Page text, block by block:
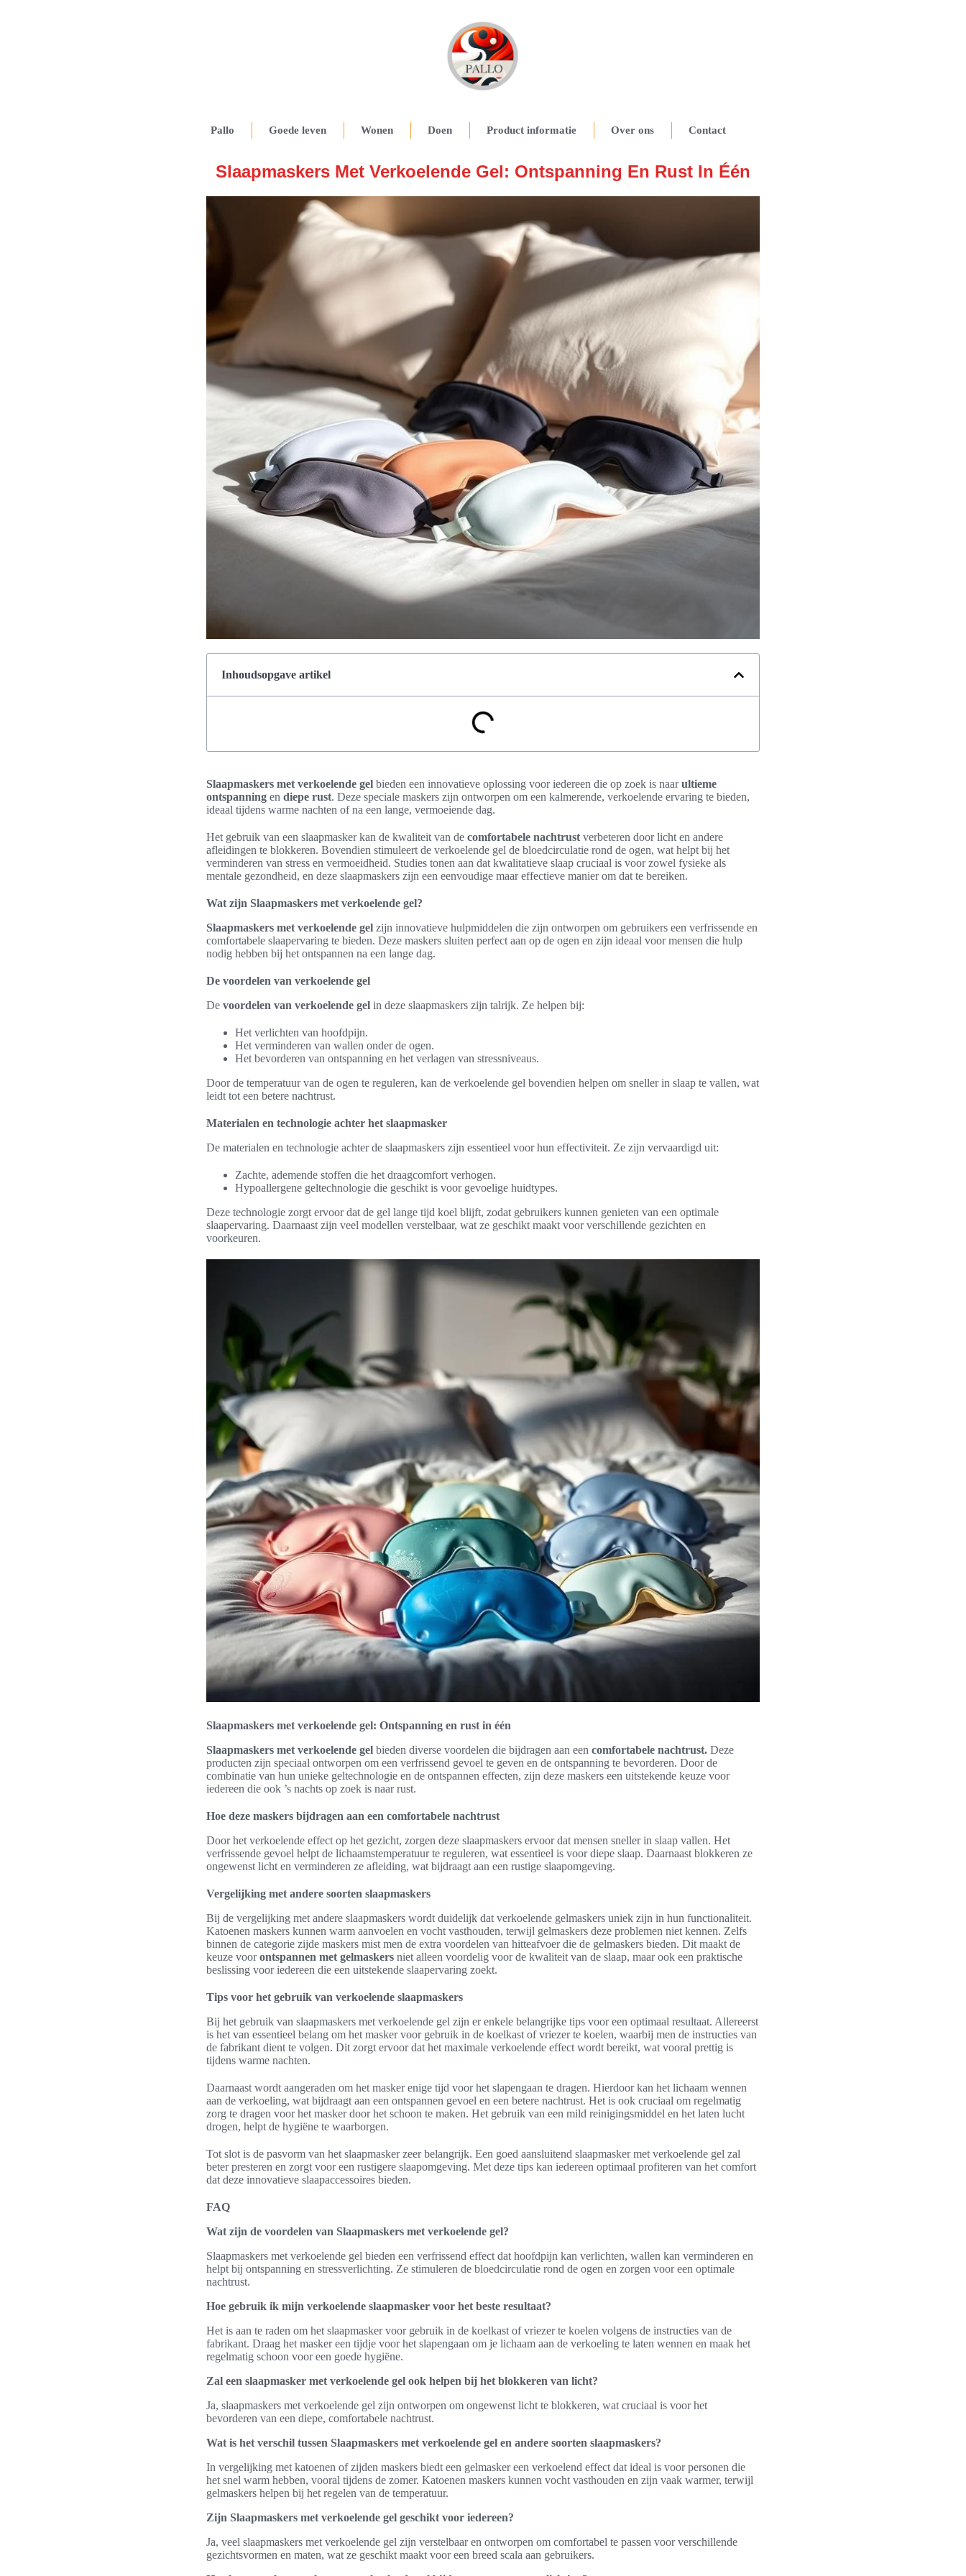
Pallo Goede leven Wonen Doen Product informatie Over ons Contact
Slaapmaskers Met Verkoelende Gel: Ontspanning En Rust In Één
Inhoudsopgave artikel
Slaapmaskers met verkoelende gel bieden een innovatieve oplossing voor iedereen die op zoek is naarultieme
ontspanning en diepe rust. Deze speciale maskers zijn ontworpen om een kalmerende, verkoelende ervaring te bieden,
ideaal tijdens warme nachten of na een lange, vermoeiende dag.
Het gebruik van een slaapmasker kan de kwaliteit van de comfortabele nachtrust verbeteren door licht en andere
afleidingen te blokkeren. Bovendien stimuleert de verkoelende gel de bloedcirculatie rond de ogen, wat helpt bij het
verminderen van stress en vermoeidheid. Studies tonen aan dat kwalitatieve slaap cruciaal is voor zowel fysieke als
mentale gezondheid, en deze slaapmaskers zijn een eenvoudige maar effectieve manier om dat te bereiken.
Wat zijn Slaapmaskers met verkoelende gel?
Slaapmaskers met verkoelende gel zijn innovatieve hulpmiddelen die zijn ontworpen om gebruikers een verfrissende en
comfortabele slaapervaring te bieden. Deze maskers sluiten perfect aan op de ogen en zijn ideaal voor mensen die hulp
nodig hebben bij het ontspannen na een lange dag.
De voordelen van verkoelende gel
De voordelen van verkoelende gel in deze slaapmaskers zijn talrijk. Ze helpen bij:
Het verlichten van hoofdpijn.
Het verminderen van wallen onder de ogen.
Het bevorderen van ontspanning en het verlagen van stressniveaus.
Door de temperatuur van de ogen te reguleren, kan de verkoelende gel bovendien helpen om sneller in slaap te vallen, wat
leidt tot een betere nachtrust.
Materialen en technologie achter het slaapmasker
De materialen en technologie achter de slaapmaskers zijn essentieel voor hun effectiviteit. Ze zijn vervaardigd uit:
Zachte, ademende stoffen die het draagcomfort verhogen.
Hypoallergene geltechnologie die geschikt is voor gevoelige huidtypes.
Deze technologie zorgt ervoor dat de gel lange tijd koel blijft, zodat gebruikers kunnen genieten van een optimale
slaapervaring. Daarnaast zijn veel modellen verstelbaar, wat ze geschikt maakt voor verschillende gezichten en
voorkeuren.
Slaapmaskers met verkoelende gel: Ontspanning en rust in één
Slaapmaskers met verkoelende gel bieden diverse voordelen die bijdragen aan een comfortabele nachtrust. Deze
producten zijn speciaal ontworpen om een verfrissend gevoel te geven en de ontspanning te bevorderen. Door de
combinatie van hun unieke geltechnologie en de ontspannen effecten, zijn deze maskers een uitstekende keuze voor
iedereen die ook ’s nachts op zoek is naar rust.
Hoe deze maskers bijdragen aan een comfortabele nachtrust
Door het verkoelende effect op het gezicht, zorgen deze slaapmaskers ervoor dat mensen sneller in slaap vallen. Het
verfrissende gevoel helpt de lichaamstemperatuur te reguleren, wat essentieel is voor diepe slaap. Daarnaast blokkeren ze
ongewenst licht en verminderen ze afleiding, wat bijdraagt aan een rustige slaapomgeving.
Vergelijking met andere soorten slaapmaskers
Bij de vergelijking met andere slaapmaskers wordt duidelijk dat verkoelende gelmaskers uniek zijn in hun functionaliteit.
Katoenen maskers kunnen warm aanvoelen en vocht vasthouden, terwijl gelmaskers deze problemen niet kennen. Zelfs
binnen de categorie zijde maskers mist men de extra voordelen van hitteafvoer die de gelmaskers bieden. Dit maakt de
keuze voorontspannen met gelmaskers niet alleen voordelig voor de kwaliteit van de slaap, maar ook een praktische
beslissing voor iedereen die een uitstekende slaapervaring zoekt.
Tips voor het gebruik van verkoelende slaapmaskers
Bij het gebruik van slaapmaskers met verkoelende gel zijn er enkele belangrijke tips voor een optimaal resultaat. Allereerst
is het van essentieel belang om het masker voor gebruik in de koelkast of vriezer te koelen, waarbij men de instructies van
de fabrikant dient te volgen. Dit zorgt ervoor dat het maximale verkoelende effect wordt bereikt, wat vooral prettig is
tijdens warme nachten.
Daarnaast wordt aangeraden om het masker enige tijd voor het slapengaan te dragen. Hierdoor kan het lichaam wennen
aan de verkoeling, wat bijdraagt aan een ontspannen gevoel en een betere nachtrust. Het is ook cruciaal om regelmatig
zorg te dragen voor het masker door het schoon te maken. Het gebruik van een mild reinigingsmiddel en het laten lucht
drogen, helpt de hygiëne te waarborgen.
Tot slot is de pasvorm van het slaapmasker zeer belangrijk. Een goed aansluitend slaapmasker met verkoelende gel zal
beter presteren en zorgt voor een rustigere slaapomgeving. Met deze tips kan iedereen optimaal profiteren van het comfort
dat deze innovatieve slaapaccessoires bieden.
FAQ
Wat zijn de voordelen van Slaapmaskers met verkoelende gel?
Slaapmaskers met verkoelende gel bieden een verfrissend effect dat hoofdpijn kan verlichten, wallen kan verminderen en
helpt bij ontspanning en stressverlichting. Ze stimuleren de bloedcirculatie rond de ogen en zorgen voor een optimale
nachtrust.
Hoe gebruik ik mijn verkoelende slaapmasker voor het beste resultaat?
Het is aan te raden om het slaapmasker voor gebruik in de koelkast of vriezer te koelen volgens de instructies van de
fabrikant. Draag het masker een tijdje voor het slapengaan om je lichaam aan de verkoeling te laten wennen en maak het
regelmatig schoon voor een goede hygiëne.
Zal een slaapmasker met verkoelende gel ook helpen bij het blokkeren van licht?
Ja, slaapmaskers met verkoelende gel zijn ontworpen om ongewenst licht te blokkeren, wat cruciaal is voor het
bevorderen van een diepe, comfortabele nachtrust.
Wat is het verschil tussen Slaapmaskers met verkoelende gel en andere soorten slaapmaskers?
In vergelijking met katoenen of zijden maskers biedt een gelmasker een verkoelend effect dat ideal is voor personen die
het snel warm hebben, vooral tijdens de zomer. Katoenen maskers kunnen vocht vasthouden en zijn vaak warmer, terwijl
gelmaskers helpen bij het regelen van de temperatuur.
Zijn Slaapmaskers met verkoelende gel geschikt voor iedereen?
Ja, veel slaapmaskers met verkoelende gel zijn verstelbaar en ontworpen om comfortabel te passen voor verschillende
gezichtsvormen en maten, wat ze geschikt maakt voor een breed scala aan gebruikers.